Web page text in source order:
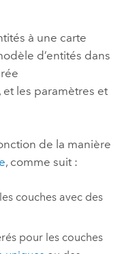
à une carte
d’entités dans
les paramètres et
de la manière
, comme suit :
couches avec des
pour les couches